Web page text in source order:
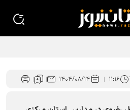
۱۱:۱۶ ۱۴۰۴/۰۸/۱۴